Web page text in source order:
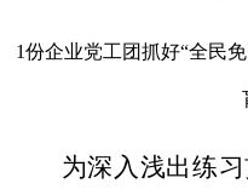
1份企业党工团抓好“全民
为深入浅出练